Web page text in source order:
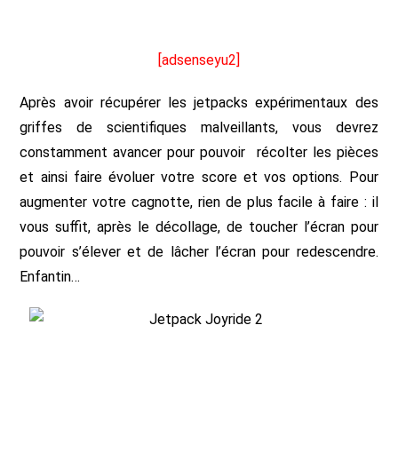
[adsenseyu2]
Après avoir récupérer les jetpacks expérimentaux des
griffes de scientifiques malveillants, vous devrez
constamment avancer pour pouvoir récolter les pièces
et ainsi faire évoluer votre score et vos options. Pour
augmenter votre cagnotte, rien de plus facile à faire : il
vous suffit, après le décollage, de toucher l’écran pour
pouvoir s’élever et de lâcher l’écran pour redescendre.
Enfantin…